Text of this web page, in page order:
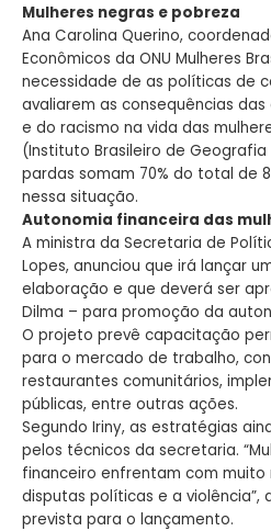
Mulheres negras e pobreza
Ana Carolina Querino,
Econômicos da ONU Mulheres
necessidade de as políticas de
avaliarem as consequências
e do racismo na vida das
(Instituto Brasileiro de
pardas somam 70% do total de
nessa situação.
Autonomia financeira das
A ministra da Secretaria de
Lopes, anunciou que irá lançar
elaboração e que deverá ser
Dilma – para promoção da
O projeto prevê capacitação
para o mercado de trabalho,
restaurantes comunitários,
públicas, entre outras ações.
Segundo Iriny, as estratégias
pelos técnicos da secretaria.
financeiro enfrentam com muito
disputas políticas e a violência”,
prevista para o lançamento.